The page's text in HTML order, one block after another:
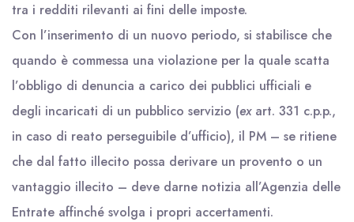
tra i redditi rilevanti ai fini delle imposte.
Con l’inserimento di un nuovo periodo, si stabilisce che
quando è commessa una violazione per la quale scatta
l’obbligo di denuncia a carico dei pubblici ufficiali e
degli incaricati di un pubblico servizio (exart. 331 c.p.p.,
in caso di reato perseguibile d’ufficio), il PM – se ritiene
che dal fatto illecito possa derivare un provento o un
vantaggio illecito – deve darne notizia all’Agenzia delle
Entrate affinché svolga i propri accertamenti.